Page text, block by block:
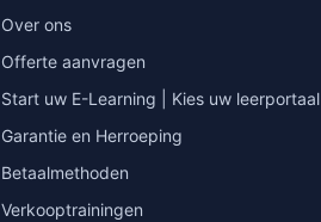
Over ons
Offerte aanvragen
Start uw E-Learning | Kies uw leerportaal
Garantie en Herroeping
Betaalmethoden
Verkooptrainingen